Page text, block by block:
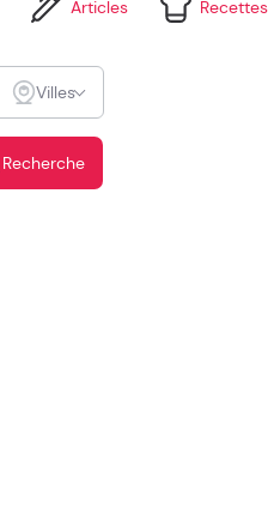
Articles Recettes
Villes
Recherche